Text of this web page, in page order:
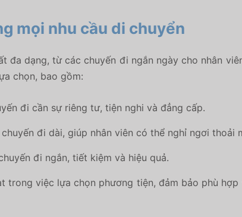
mọi nhu cầu di chuyển
đa dạng, từ các chuyến đi ngắn ngày cho nhân
chọn, bao gồm:
đi cần sự riêng tư, tiện nghi và đẳng cấp.
đi dài, giúp nhân viên có thể nghỉ ngơi thoải
đi ngắn, tiết kiệm và hiệu quả.
trong việc lựa chọn phương tiện, đảm bảo phù